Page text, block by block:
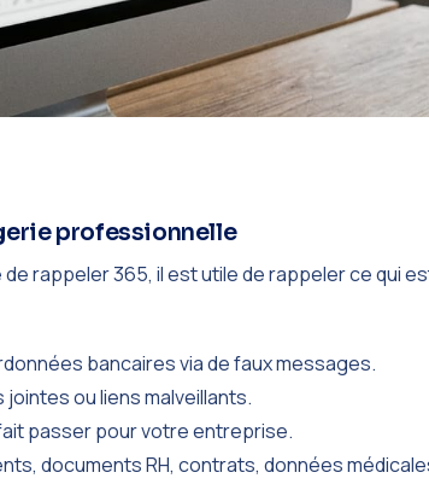
professionnelle
rappeler 365, il est utile de rappeler ce qui
bancaires via de faux messages.
ou liens malveillants.
passer pour votre entreprise.
documents RH, contrats, données